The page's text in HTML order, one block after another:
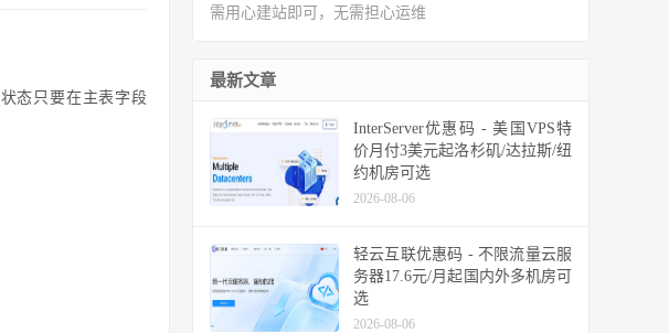
态只要在主表字段
需用心建站即可，无需担心运维
最新文章
InterServer优惠码 - 美国VPS特
价月付3美元起洛杉矶/达拉斯/纽
约机房可选
2026-08-06
轻云互联优惠码 - 不限流量云服
务器17.6元/月起国内外多机房可
选
2026-08-06